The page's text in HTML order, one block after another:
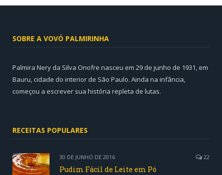
SOBRE A VOVÓ PALMIRINHA
Palmira Nery da Silva Onofre nasceu em 29 de junho de 1931, em
Bauru, cidade do interior de São Paulo. Ainda na infância,
começou a escrever sua história repleta de lutas.
RECEITAS POPULARES
30 DE JUNHO DE 2016 22
Pudim Fácil de Leite em Pó